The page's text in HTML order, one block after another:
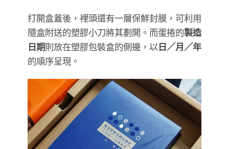
打開盒蓋後，裡頭還有一層保鮮封膜，可利用
隨盒附送的塑膠小刀將其劃開。而蛋捲的製造
日期則放在塑膠包裝盒的側邊，以 日／月／年
的順序呈現。